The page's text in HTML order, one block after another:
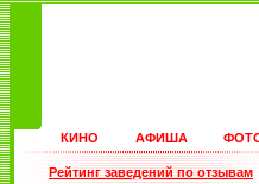
КИНО АФИША
Рейтинг заведений по отзывам